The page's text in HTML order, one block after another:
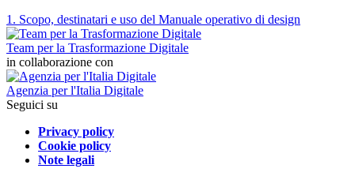
1. Scopo, destinatari e uso del Manuale operativo di design
Team per la Trasformazione Digitale
in collaborazione con
Agenzia per l'Italia Digitale
Seguici su
Privacy policy
Cookie policy
Note legali